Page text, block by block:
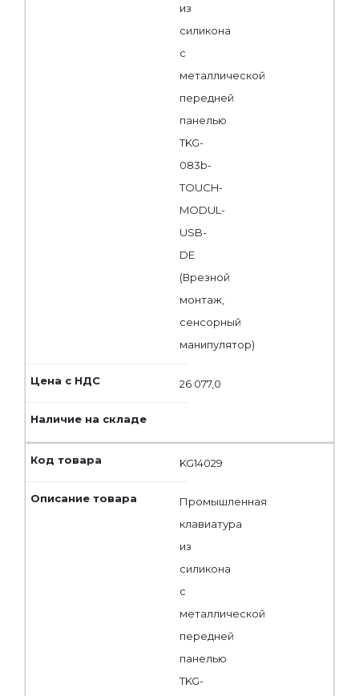
из
силикона
с
металлической
передней
панелью
TKG-
083b-
TOUCH-
MODUL-
USB-
DE
(Врезной
монтаж,
сенсорный
манипулятор)
26 077,0
KG14029
Промышленная
клавиатура
из
силикона
с
металлической
передней
панелью
TKG-